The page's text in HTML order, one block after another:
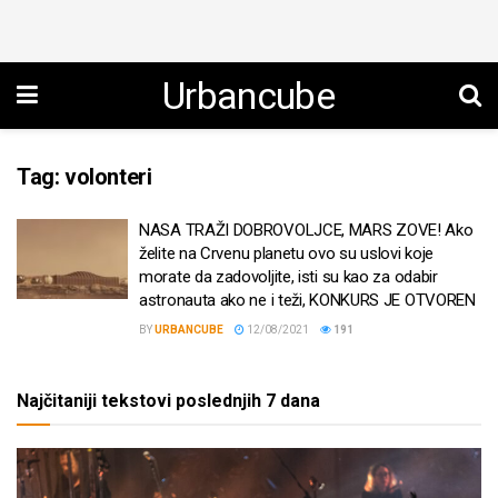
Urbancube
Tag: volonteri
NASA TRAŽI DOBROVOLJCE, MARS ZOVE! Ako
želite na Crvenu planetu ovo su uslovi koje
morate da zadovoljite, isti su kao za odabir
astronauta ako ne i teži, KONKURS JE OTVOREN
BYURBANCUBE 12/08/2021 191
Najčitaniji tekstovi poslednjih 7 dana